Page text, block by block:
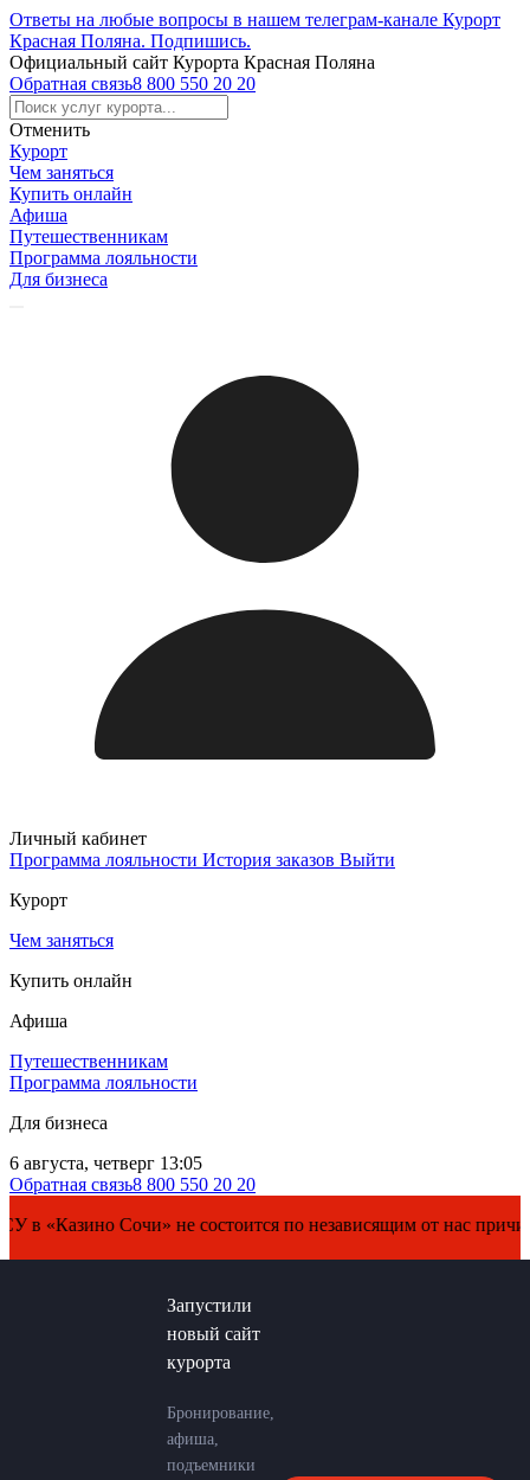
Ответы на любые вопросы в нашем телеграм-канале Курорт
Красная Поляна. Подпишись.
Официальный сайт Курорта Красная Поляна
Обратная связь8 800 550 20 20
Отменить
Курорт
Чем заняться
Купить онлайн
Афиша
Путешественникам
Программа лояльности
Для бизнеса
Личный кабинет
Программа лояльности История заказов Выйти
Курорт
Чем заняться
Купить онлайн
Афиша
Путешественникам
Программа лояльности
Для бизнеса
6 августа, четверг 13:05
Обратная связь8 800 550 20 20
Сочи» не состоится по независящим от нас причинам.
Запустили
новый сайт
курорта
Бронирование,
афиша,
подъемники